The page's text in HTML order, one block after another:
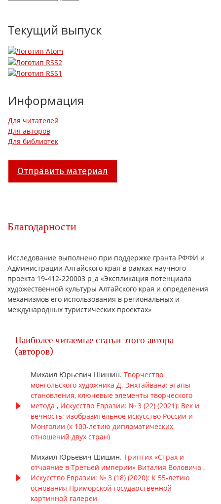
Текущий выпуск
Информация
Для читателей
Для авторов
Для библиотек
Отправить материал
Благодарности
Исследование выполнено при поддержке гранта РФФИ и
Администрации Алтайского края в рамках научного
проекта 19-412-220003 р_а «Экспликация потенциала
художественной культуры Алтайского края и определения
механизмов его использования в региональных и
международных туристических проектах»
Наиболее читаемые статьи этого автора
(авторов)
Михаил Юрьевич Шишин. Творчество
монгольского художника Д. Энхтайвана: этапы
становления, ключевые элементы творческого
метода , Искусство Евразии: № 3 (22) (2021): Век и
вечность: изобразительное искусство России и
Монголии (к 100-летию дипломатических
отношений двух стран)
Михаил Юрьевич Шишин. Триптих «Страх и
отчаяние в Третьей империи» Виталия Воловича ,
Искусство Евразии: № 3 (18) (2020): К 55-летию
основания Приморской государственной
картинной галереи